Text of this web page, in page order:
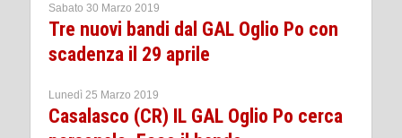
Sabato 30 Marzo 2019
Tre nuovi bandi dal GAL Oglio Po con
scadenza il 29 aprile
Lunedì 25 Marzo 2019
Casalasco (CR) IL GAL Oglio Po cerca